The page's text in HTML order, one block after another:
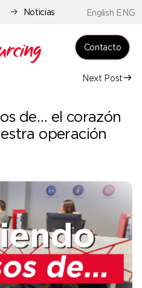
Noticias English ENG
Contacto
Next Post
de… el corazón
operación